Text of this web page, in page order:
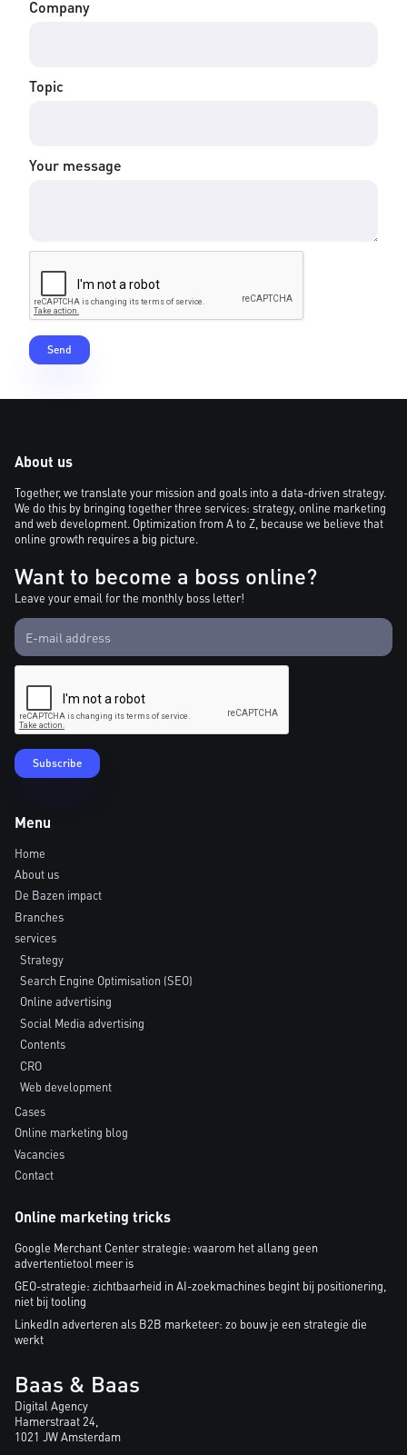
Company
Topic
Your message
About us
Together, we translate your mission and goals into a data-driven strategy.
We do this by bringing together three services: strategy, online marketing
and web development. Optimization from A to Z, because we believe that
online growth requires a big picture.
Want to become a boss online?
Leave your email for the monthly boss letter!
Menu
Home
About us
De Bazen impact
Branches
services
Strategy
Search Engine Optimisation (SEO)
Online advertising
Social Media advertising
Contents
CRO
Web development
Cases
Online marketing blog
Vacancies
Contact
Online marketing tricks
Google Merchant Center strategie: waarom het allang geen
advertentietool meer is
GEO-strategie: zichtbaarheid in AI-zoekmachines begint bij positionering,
niet bij tooling
LinkedIn adverteren als B2B marketeer: zo bouw je een strategie die
werkt
Baas & Baas
Digital Agency
Hamerstraat 24,
1021 JW Amsterdam